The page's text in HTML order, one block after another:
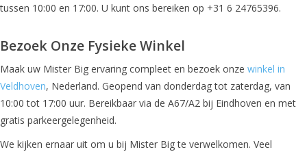
tussen 10:00 en 17:00. U kunt ons bereiken op +31 6 24765396.
Bezoek Onze Fysieke Winkel
Maak uw Mister Big ervaring compleet en bezoek onze winkel in
Veldhoven, Nederland. Geopend van donderdag tot zaterdag, van
10:00 tot 17:00 uur. Bereikbaar via de A67/A2 bij Eindhoven en met
gratis parkeergelegenheid.
We kijken ernaar uit om u bij Mister Big te verwelkomen. Veel